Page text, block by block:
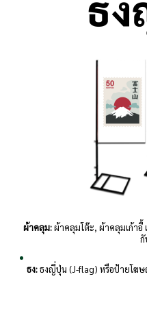
ผ้าคลุม:ผ้าคลุมโต๊ะ, ผ้าคลุมเก้าอี้
กั
ธง:ธงญี่ปุ่น (J-flag) หรือป้ายโฆษ